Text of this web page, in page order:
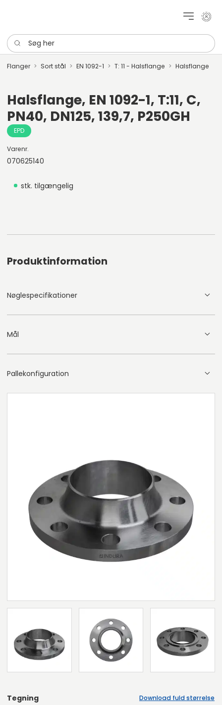
Mit
Søg her
Flanger Sort stål EN 1092-1 T: 11 - Halsflange Halsflange
Halsflange, EN 1092-1, T:11, C,
PN40, DN125, 139,7, P250GH
EPD
Varenr.
070625140
stk. tilgængelig
Produktinformation
Nøglespecifikationer
Mål
Pallekonfiguration
Tegning Download fuld størrelse